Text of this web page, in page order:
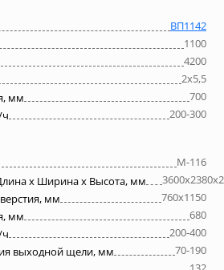
ВП1142
1100
4200
2х5,5
мм
700
200-300
М-116
х Ширина х Высота, мм
мм
760х1150
мм
680
200-400
выходной щели, мм
70-190